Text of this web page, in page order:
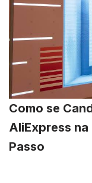
Como se
AliExpress
Passo